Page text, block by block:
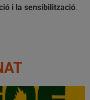
i la sensibilització.